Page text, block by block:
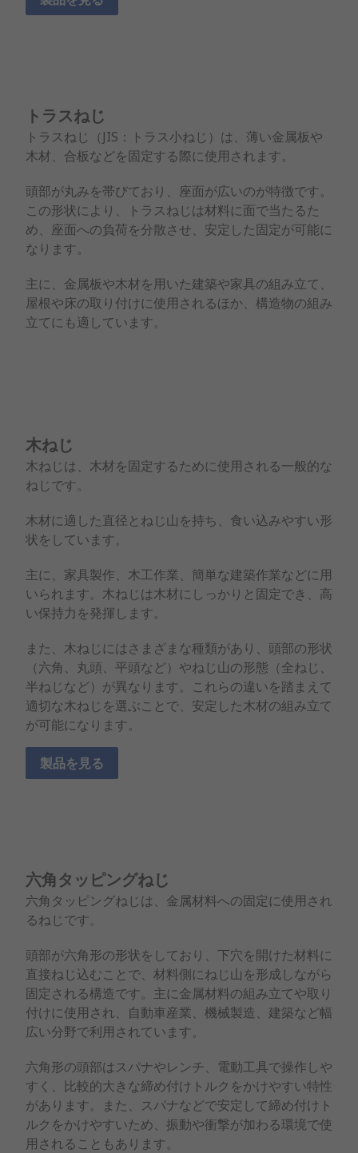
トラスねじ
トラスねじ（JIS：トラス小ねじ）は、薄い金属板や
木材、合板などを固定する際に使用されます。
頭部が丸みを帯びており、座面が広いのが特徴です。
この形状により、トラスねじは材料に面で当たるた
め、座面への負荷を分散させ、安定した固定が可能に
なります。
主に、金属板や木材を用いた建築や家具の組み立て、
屋根や床の取り付けに使用されるほか、構造物の組み
立てにも適しています。
木ねじ
木ねじは、木材を固定するために使用される一般的な
ねじです。
木材に適した直径とねじ山を持ち、食い込みやすい形
状をしています。
主に、家具製作、木工作業、簡単な建築作業などに用
いられます。木ねじは木材にしっかりと固定でき、高
い保持力を発揮します。
また、木ねじにはさまざまな種類があり、頭部の形状
（六角、丸頭、平頭など）やねじ山の形態（全ねじ、
半ねじなど）が異なります。これらの違いを踏まえて
適切な木ねじを選ぶことで、安定した木材の組み立て
が可能になります。
製品を見る
六角タッピングねじ
六角タッピングねじは、金属材料への固定に使用され
るねじです。
頭部が六角形の形状をしており、下穴を開けた材料に
直接ねじ込むことで、材料側にねじ山を形成しながら
固定される構造です。主に金属材料の組み立てや取り
付けに使用され、自動車産業、機械製造、建築など幅
広い分野で利用されています。
六角形の頭部はスパナやレンチ、電動工具で操作しや
すく、比較的大きな締め付けトルクをかけやすい特性
があります。また、スパナなどで安定して締め付けト
ルクをかけやすいため、振動や衝撃が加わる環境で使
用されることもあります。